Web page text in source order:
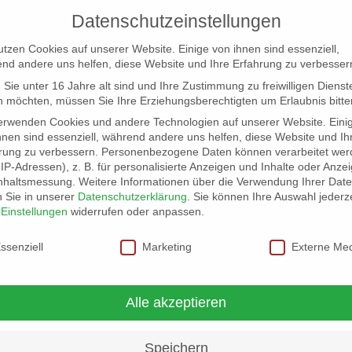
LOCATION SCOUT ELB-LOCATION: PANORAMA
Datenschutzeinstellungen
Cookies auf unserer Website. Einige von ihnen sind essenziell,
andere uns helfen, diese Website und Ihre Erfahrung zu
Sie unter 16 Jahre alt sind und Ihre Zustimmung zu freiwilligen
möchten, müssen Sie Ihre Erziehungsberechtigten um Erlaubnis
Cookies und andere Technologien auf unserer Website.
sind essenziell, während andere uns helfen, diese Website und
zu verbessern.
Personenbezogene Daten können verarbeitet
Adressen), z. B. für personalisierte Anzeigen und Inhalte oder
Weitere Informationen über die Verwendung Ihrer
Sie in unserer Datenschutzerklärung
Sie können Ihre Auswahl
Einstellungen widerrufen oder anpassen.
Marketing Externe
Alle akzeptieren
Speichern